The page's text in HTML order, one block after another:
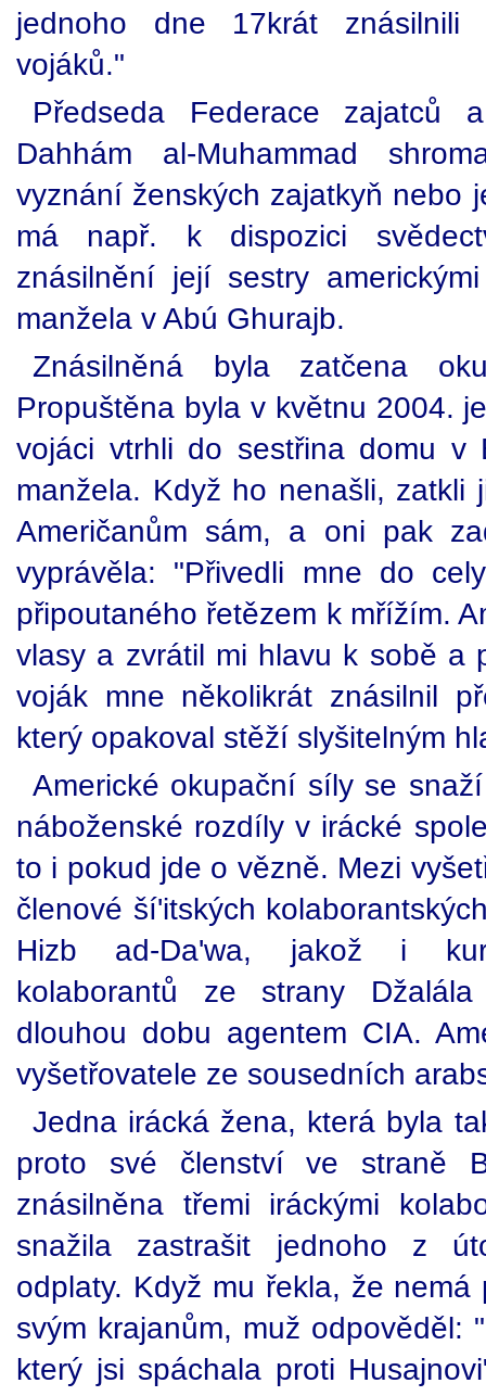
jednoho dne 17krát znásilnili
vojáků."
Předseda Federace zajatců
Dahhám al-Muhammad
vyznání ženských zajatkyň nebo
má např. k dispozici
znásilnění její sestry
manžela v Abú Ghurajb.
Znásilněná byla zatčena
Propuštěna byla v květnu 2004.
vojáci vtrhli do sestřina domu v
manžela. Když ho nenašli,
Američanům sám, a oni pak
vyprávěla: "Přivedli mne do
připoutaného řetězem k mřížím.
vlasy a zvrátil mi hlavu k sobě a
voják mne několikrát znásilnil
který opakoval stěží slyšitelným
Americké okupační síly se
náboženské rozdíly v irácké
to i pokud jde o vězně. Mezi
členové ší'itských
Hizb ad-Da'wa, jakož i
kolaborantů ze strany
dlouhou dobu agentem CIA.
vyšetřovatele ze sousedních
Jedna irácká žena, která byla
proto své členství ve straně
znásilněna třemi iráckými
snažila zastrašit jednoho z
odplaty. Když mu řekla, že
svým krajanům, muž odpověděl:
který jsi spáchala proti